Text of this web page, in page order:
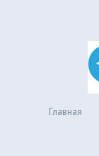
Главная